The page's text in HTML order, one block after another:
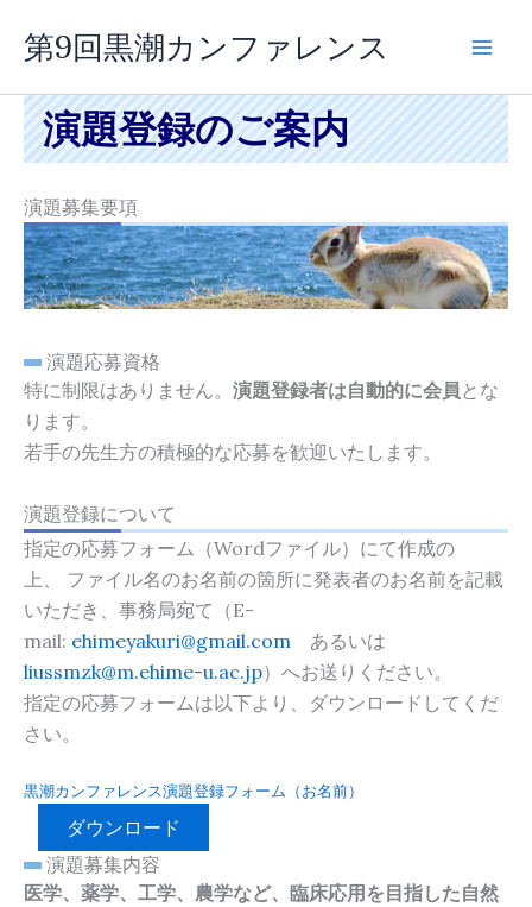
第9回黒潮カンファレンス
演題登録のご案内
演題募集要項
演題応募資格
特に制限はありません。 演題登録者は自動的に会員 とな
ります。
若手の先生方の積極的な応募を歓迎いたします。
演題登録について
指定の応募フォーム（Wordファイル）にて作成の
上、 ファイル名のお名前の箇所に発表者のお名前を記載
いただき、事務局宛て（E-
mail: ehimeyakuri@gmail.com あるいは
liussmzk@m.ehime-u.ac.jp）へお送りください。
指定の応募フォームは以下より、ダウンロードしてくだ
さい。
黒潮カンファレンス演題登録フォーム（お名前）
ダウンロード
演題募集内容
医学、薬学、工学、農学など、臨床応用を目指した自然